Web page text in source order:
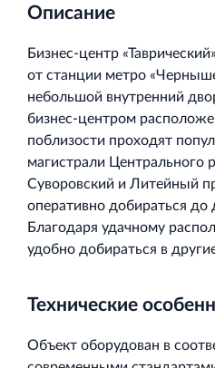
Описание
Бизнес-центр
от станции метро
небольшой внутренний
бизнес-центром
поблизости проходят
магистрали Центрального
Суворовский и Литейный
оперативно добираться до
Благодаря удачному
удобно добираться в
Технические
Объект оборудован в